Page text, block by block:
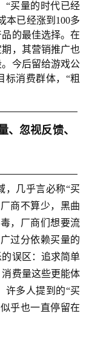
“买量的时代已经
本已经涨到100多
的最佳选择。在
，其营销推广也
今后留给游戏公
标消费群体，“粗
、忽视反馈、
，几乎言必称“买
商不算少，黑曲
，厂商们想要流
过分依赖买量的
误区：追求简单
费量这些更能体
许多人提到的“买
乎也一直停留在